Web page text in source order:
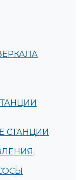
СТАНЦИИ